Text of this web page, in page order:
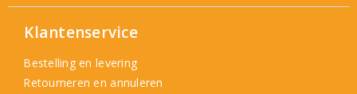
Klantenservice
Bestelling en levering
Retourneren en annuleren